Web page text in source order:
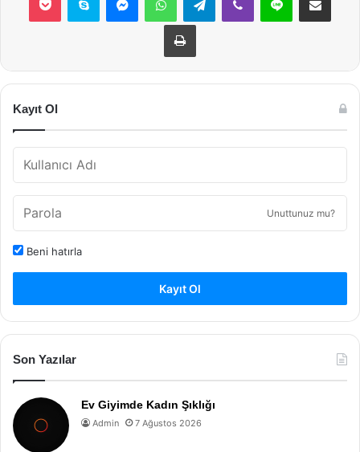
Yazdır
Kayıt Ol
Unuttunuz mu?
Beni hatırla
Kayıt Ol
Son Yazılar
Ev Giyimde Kadın Şıklığı
Admin 7 Ağustos 2026